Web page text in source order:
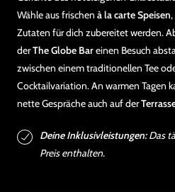
Wähle aus frischen à la carte Speisen
Zutaten für dich zubereitet werden.
derThe Globe Bareinen Besuch
zwischen einem traditionellen Tee
Cocktailvariation. An warmen Tagen
nette Gespräche auch auf der
Deine Inklusivleistungen:Das
Preis enthalten.